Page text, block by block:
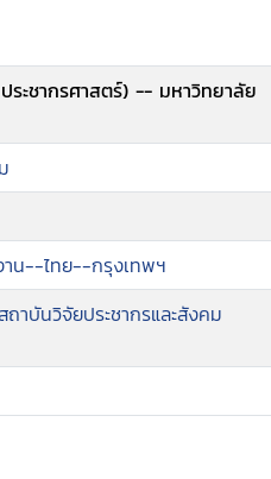
ะชากรศาสตร์) -- มหาวิทยาลัย
าน--ไทย--กรุงเทพฯ
าบันวิจัยประชากรและสังคม